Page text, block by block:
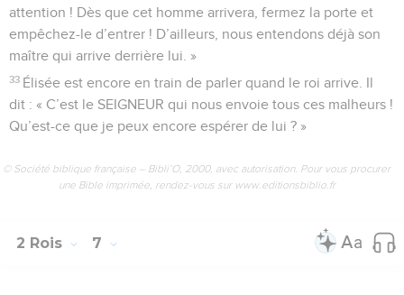
attention ! Dès que cet homme arrivera, fermez la porte et
empêchez-le d’entrer ! D’ailleurs, nous entendons déjà son
maître qui arrive derrière lui. »
33 Élisée est encore en train de parler quand le roi arrive. Il
dit : « C’est le SEIGNEUR qui nous envoie tous ces malheurs !
Qu’est-ce que je peux encore espérer de lui ? »
© Société biblique française – Bibli’O, 2000, avec autorisation. Pour vous procurer
une Bible imprimée, rendez-vous sur www.editionsbiblio.fr
2 Rois 7